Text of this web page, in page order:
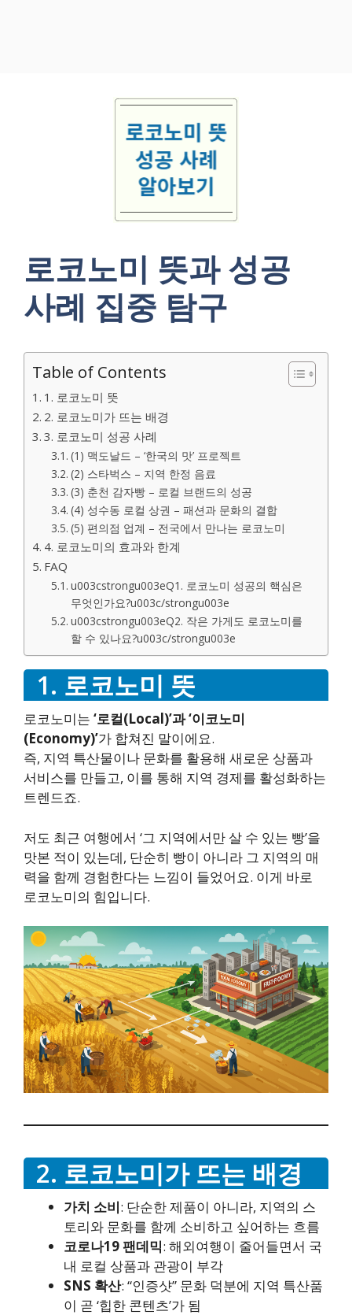
로코노미 뜻과 성공
사례 집중 탐구
Table of Contents
1. 로코노미 뜻
2. 로코노미가 뜨는 배경
3. 로코노미 성공 사례
(1) 맥도날드 – ‘한국의 맛’ 프로젝트
(2) 스타벅스 – 지역 한정 음료
(3) 춘천 감자빵 – 로컬 브랜드의 성공
(4) 성수동 로컬 상권 – 패션과 문화의 결합
(5) 편의점 업계 – 전국에서 만나는 로코노미
4. 로코노미의 효과와 한계
FAQ
u003cstrongu003eQ1. 로코노미 성공의 핵심은
무엇인가요?u003c/strongu003e
u003cstrongu003eQ2. 작은 가게도 로코노미를
할 수 있나요?u003c/strongu003e
1. 로코노미 뜻
로코노미는 ‘로컬(Local)’과 ‘이코노미
(Economy)’가 합쳐진 말이에요.
즉, 지역 특산물이나 문화를 활용해 새로운 상품과
서비스를 만들고, 이를 통해 지역 경제를 활성화하는
트렌드죠.
저도 최근 여행에서 ‘그 지역에서만 살 수 있는 빵’을
맛본 적이 있는데, 단순히 빵이 아니라 그 지역의 매
력을 함께 경험한다는 느낌이 들었어요. 이게 바로
로코노미의 힘입니다.
2. 로코노미가 뜨는 배경
가치 소비: 단순한 제품이 아니라, 지역의 스
토리와 문화를 함께 소비하고 싶어하는 흐름
코로나19 팬데믹: 해외여행이 줄어들면서 국
내 로컬 상품과 관광이 부각
SNS 확산: “인증샷” 문화 덕분에 지역 특산품
이 곧 ‘힙한 콘텐츠’가 됨